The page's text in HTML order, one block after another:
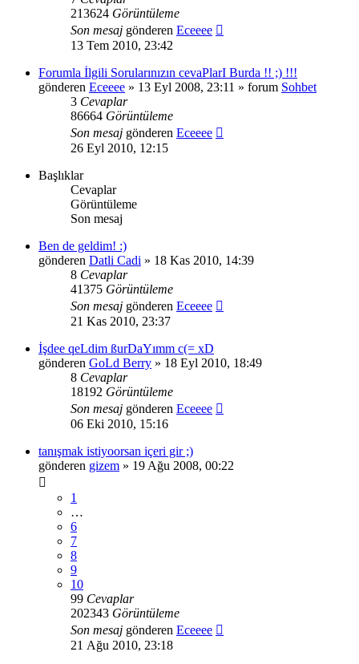
213624 Görüntüleme
Son mesaj gönderen Eceeee
13 Tem 2010, 23:42
Forumla İlgili Sorularınızın cevaPlarI Burda !! ;) !!!
gönderen Eceeee » 13 Eyl 2008, 23:11 » forum Sohbet
3 Cevaplar
86664 Görüntüleme
Son mesaj gönderen Eceeee
26 Eyl 2010, 12:15
Başlıklar
Cevaplar
Görüntüleme
Son mesaj
Ben de geldim! :)
gönderen Datli Cadi » 18 Kas 2010, 14:39
8 Cevaplar
41375 Görüntüleme
Son mesaj gönderen Eceeee
21 Kas 2010, 23:37
İşdee qeLdim ßurDaYımm c(= xD
gönderen GoLd Berry » 18 Eyl 2010, 18:49
8 Cevaplar
18192 Görüntüleme
Son mesaj gönderen Eceeee
06 Eki 2010, 15:16
tanışmak istiyoorsan içeri gir ;)
gönderen gizem » 19 Ağu 2008, 00:22
1
…
6
7
8
9
10
99 Cevaplar
202343 Görüntüleme
Son mesaj gönderen Eceeee
21 Ağu 2010, 23:18